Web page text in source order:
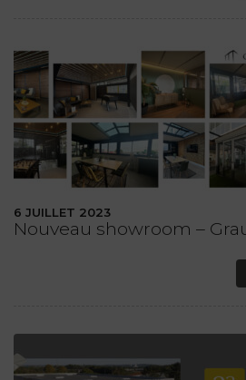
6 JUILLET 2023
Nouveau showroom –